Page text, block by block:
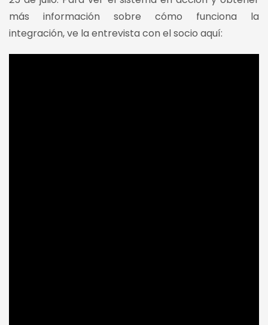
más información sobre cómo funciona la
integración, ve la entrevista con el socio aquí: